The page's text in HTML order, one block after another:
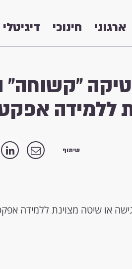
ארגוני חינוכי דיגיטלי
"קשוחה"
ללמידה
שיתוף
או שיטה מצוינת ללמידה